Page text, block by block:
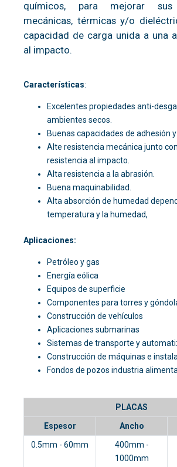
químicos, para mejorar sus
mecánicas, térmicas y/o
capacidad de carga unida a una
al impacto.
Características:
Excelentes propiedades anti-
ambientes secos.
Buenas capacidades de adhesión y
Alte resistencia mecánica junto
resistencia al impacto.
Alta resistencia a la abrasión.
Buena maquinabilidad.
Alta absorción de humedad
temperatura y la humedad,
Aplicaciones:
Petróleo y gas
Energía eólica
Equipos de superficie
Componentes para torres y
Construcción de vehículos
Aplicaciones submarinas
Sistemas de transporte y
Construcción de máquinas e
Fondos de pozos industria
PLACAS
Espesor
Ancho
0.5mm - 60mm
400mm -
1000mm